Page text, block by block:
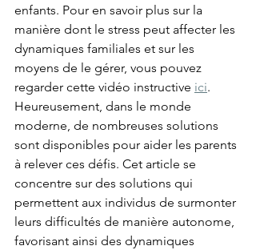
enfants. Pour en savoir plus sur la
manière dont le stress peut affecter les
dynamiques familiales et sur les
moyens de le gérer, vous pouvez
regarder cette vidéo instructive ici.
Heureusement, dans le monde
moderne, de nombreuses solutions
sont disponibles pour aider les parents
à relever ces défis. Cet article se
concentre sur des solutions qui
permettent aux individus de surmonter
leurs difficultés de manière autonome,
favorisant ainsi des dynamiques